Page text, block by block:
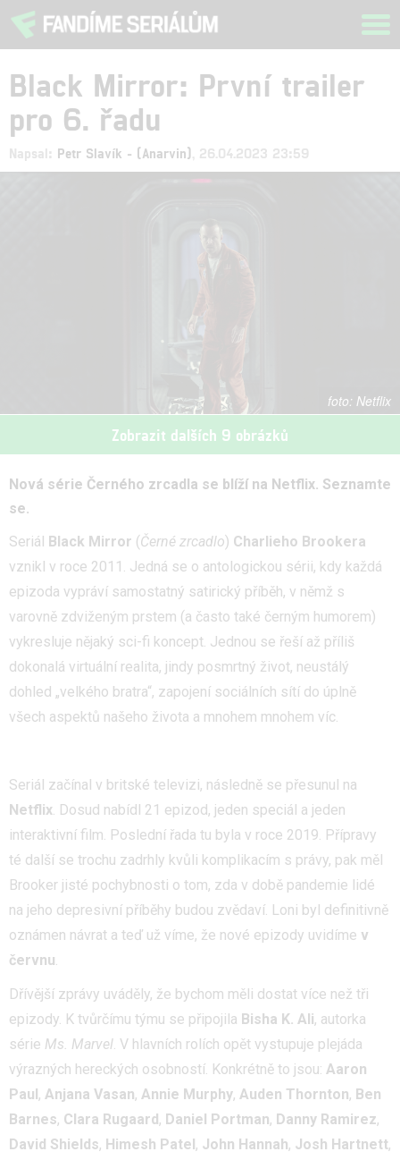
Black Mirror: První trailer
pro 6. řadu
Napsal: Petr Slavík - (Anarvin) , 26.04.2023 23:59
Netflix
Zobrazit dalších 9 obrázků
Nová série Černého zrcadla se blíží na Netflix. Seznamte
se.
Seriál
Black Mirror (Černé zrcadlo) Charlieho Brookera
vznikl v roce 2011. Jedná se o antologickou sérii, kdy každá
epizoda vypráví samostatný satirický příběh, v němž s
varovně zdviženým prstem (a často také černým humorem)
vykresluje nějaký sci-fi koncept. Jednou se řeší až příliš
dokonalá virtuální realita, jindy posmrtný život, neustálý
dohled „velkého bratra“, zapojení sociálních sítí do úplně
všech aspektů našeho života a mnohem mnohem víc.
Seriál začínal v britské televizi, následně se přesunul na
Netflix. Dosud nabídl 21 epizod, jeden speciál a jeden
interaktivní film. Poslední řada tu byla v roce 2019. Přípravy
té další se trochu zadrhly kvůli komplikacím s právy, pak měl
Brooker jisté pochybnosti o tom, zda v době pandemie lidé
na jeho depresivní příběhy budou zvědaví. Loni byl definitivně
oznámen návrat a teď už víme, že nové epizody uvidíme v
červnu.
Dřívější zprávy uváděly, že bychom měli dostat více než tři
epizody. K tvůrčímu týmu se připojila Bisha K. Ali, autorka
série Ms. Marvel. V hlavních rolích opět vystupuje plejáda
výrazných hereckých osobností. Konkrétně to jsou: Aaron
Paul , Anjana Vasan, Annie Murphy, Auden Thornton, Ben
Barnes, Clara Rugaard , Daniel Portman, Danny Ramirez,
David Shields, Himesh Patel , John Hannah, Josh Hartnett,